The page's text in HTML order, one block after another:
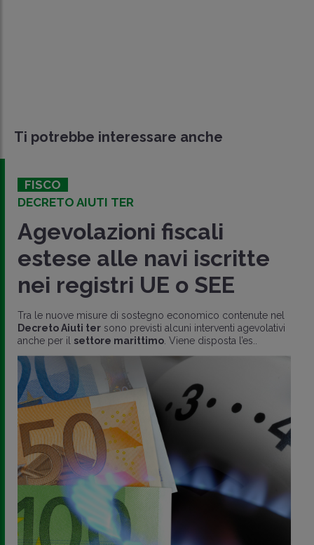
Ti potrebbe interessare anche
FISCO
DECRETO AIUTI TER
Agevolazioni fiscali
estese alle navi iscritte
nei registri UE o SEE
Tra le nuove misure di sostegno economico contenute nel
Decreto Aiuti ter sono previsti alcuni interventi agevolativi
anche per il settore marittimo . Viene disposta l’es..